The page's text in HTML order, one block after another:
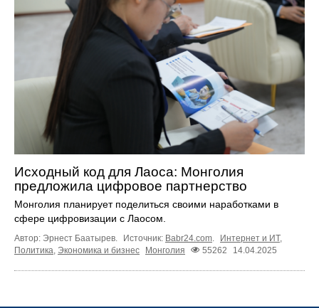
Исходный код для Лаоса: Монголия
предложила цифровое партнерство
Монголия планирует поделиться своими наработками в
сфере цифровизации с Лаосом.
Автор: Эрнест Баатырев. Источник: Babr24.com. Интернет и ИТ,
Политика, Экономика и бизнес Монголия 55262 14.04.2025